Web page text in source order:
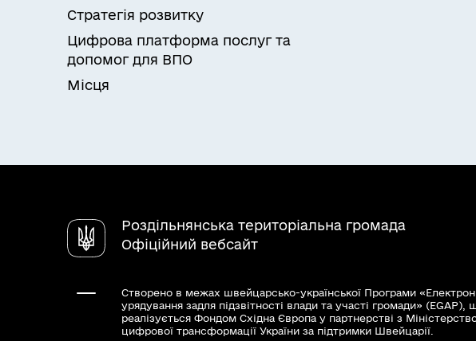
Стратегія розвитку
Цифрова платформа послуг та
допомог для ВПО
Місця
Роздільнянська територіальна громада
Офіційний вебсайт
Створено в межах швейцарсько-української Програми
урядування задля підзвітності влади та участі громади» (EGAP),
реалізується Фондом Східна Європа у партнерстві з
цифрової трансформації України за підтримки Швейцарії.